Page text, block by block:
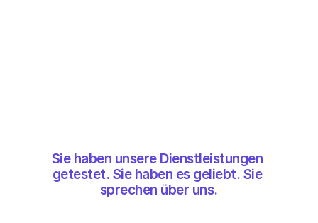
Sie haben unsere Dienstleistungen
getestet. Sie haben es geliebt. Sie
sprechen über uns.